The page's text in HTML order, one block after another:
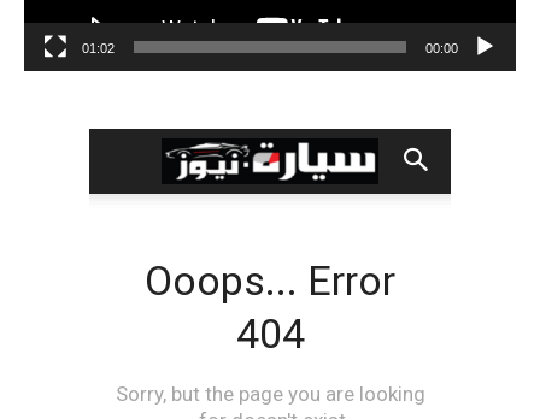
00:00
01:02